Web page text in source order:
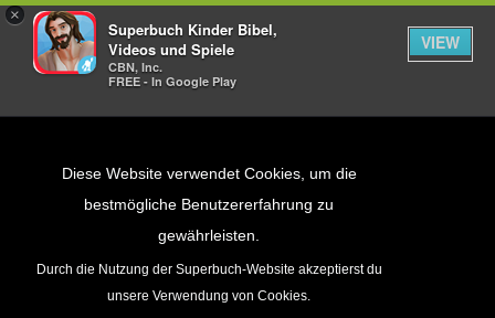
×
Superbuch Kinder Bibel,
Videos und Spiele
CBN, Inc.
FREE - In Google Play
VIEW
Diese Website verwendet Cookies, um die
bestmögliche Benutzererfahrung zu
gewährleisten.
Durch die Nutzung der Superbuch-Website akzeptierst du
unsere Verwendung von Cookies.
PROFESSOR QUANTUMS
ANTWORTMASCHINE